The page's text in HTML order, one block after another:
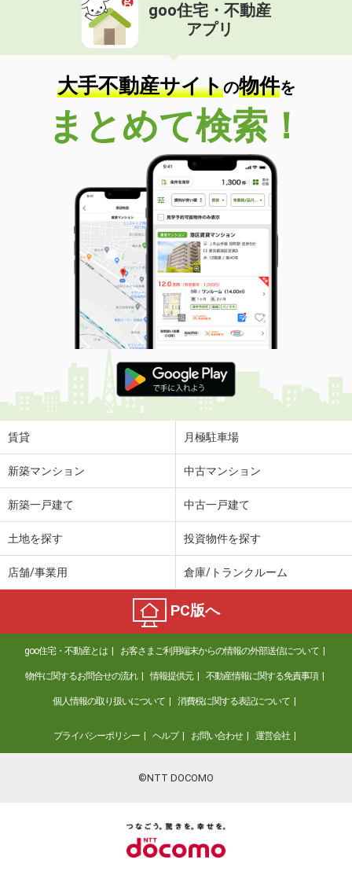
goo住宅・不動産
アプリ
大手不動産サイトの物件を
まとめて検索！
賃貸 月極駐車場
新築マンション 中古マンション
新築一戸建て 中古一戸建て
土地を探す 投資物件を探す
店舗/事業用 倉庫/トランクルーム
PC版へ
goo住宅・不動産とは お客さまご利用端末からの情報の外部送信について
物件に関するお問合せの流れ 情報提供元 不動産情報に関する免責事項
個人情報の取り扱いについて 消費税に関する表記について
プライバシーポリシー ヘルプ お問い合わせ 運営会社
©NTT DOCOMO